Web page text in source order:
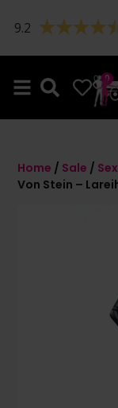
9.2
0 0
Home / Sale /
Von Stein –